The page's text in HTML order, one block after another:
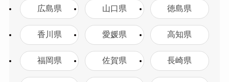
広島県 山口県 徳島県
香川県 愛媛県 高知県
福岡県 佐賀県 長崎県